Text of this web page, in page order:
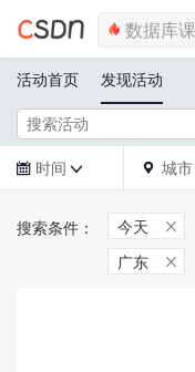
活动首页 发现活动
 时间   城市
今天 
广东 